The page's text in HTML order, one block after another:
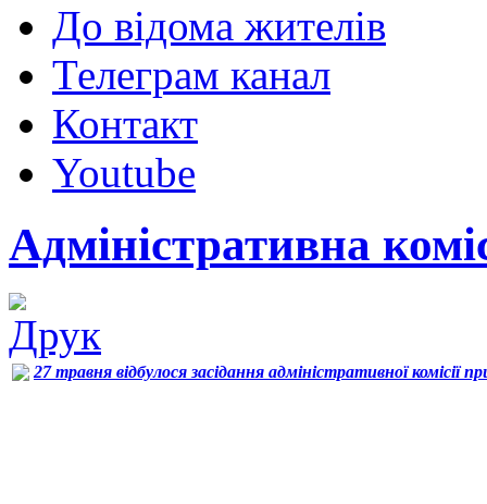
До відома жителів
Телеграм канал
Контакт
Youtube
Адміністративна
27 травня відбулося засідання адміністративної комісії